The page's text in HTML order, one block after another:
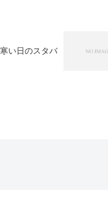
寒い日のスタバ